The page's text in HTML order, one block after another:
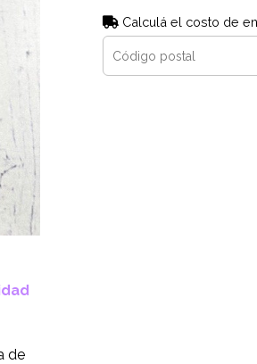
de
Calculá el costo de